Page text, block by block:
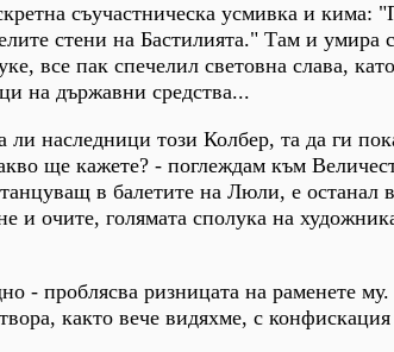
съучастническа усмивка и кима:
стени на Бастилията." Там и умира
все пак спечелил световна слава,
на държавни средства...
наследници този Колбер, та да ги
ще кажете? - поглеждам към
в балетите на Люли, е останал
и очите, голямата сполука на
- проблясва ризницата на раменете
както вече видяхме, с